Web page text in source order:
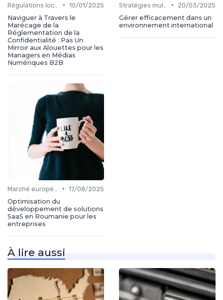
• 10/01/2025
Naviguer à Travers le
Marécage de la
Réglementation de la
Confidentialité : Pas Un
Mirroir aux Alouettes pour les
Managers en Médias
Numériques B2B
•
20/03/2025
Gérer efficacement dans un
environnement international
• 17/08/2025
Optimisation du
développement de solutions
SaaS en Roumanie pour les
entreprises
À lire aussi